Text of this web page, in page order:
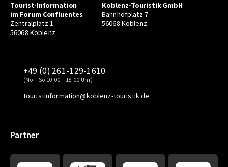
Tourist-Information
im Forum Confluentes
Zentralplatz 1
56068 Koblenz
Koblenz-Touristik GmbH
Bahnhofplatz 7
56068 Koblenz
+49 (0) 261-129-1610
(Mo – So 10.00 – 18.00 Uhr)
touristinformation@koblenz-touristik.de
Partner